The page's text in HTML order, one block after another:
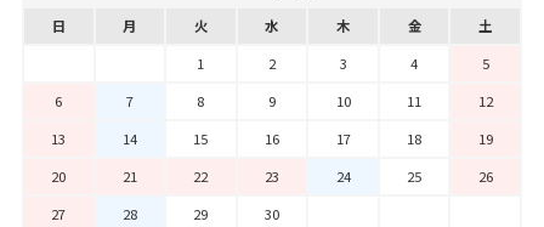
日 月 火 水 木 金
土
1
2 3 4
5
6
7 8 9 10 11
12
13
14 15 16 17 18
19
20
21 22 23 24 25
26
27
28 29 30